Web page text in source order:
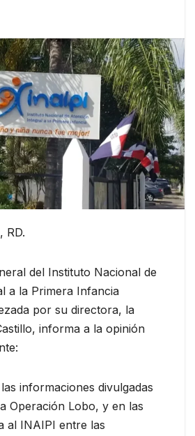
RD.
del Instituto Nacional de
a la Primera Infancia
por su directora, la
informa a la opinión
informaciones divulgadas
Operación Lobo, y en las
al INAIPI entre las